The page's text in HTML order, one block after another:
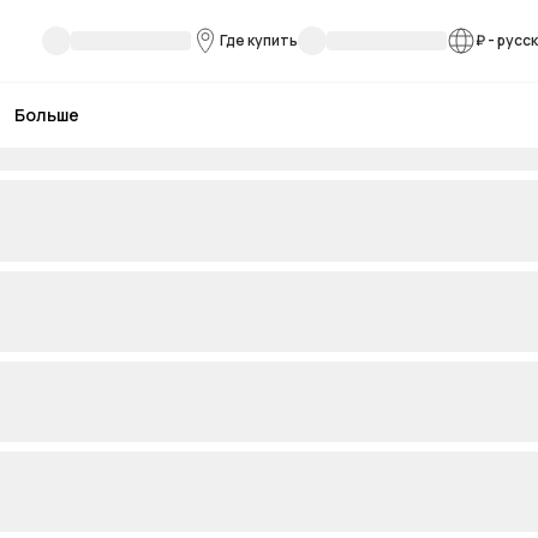
Где купить ₽-
Больше